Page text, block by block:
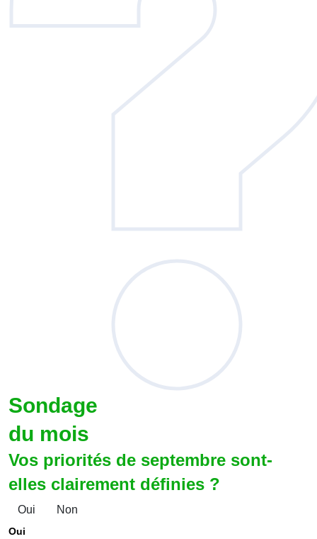
Sondage
du mois
Vos priorités de septembre sont-
elles clairement définies ?
Oui Non
Oui